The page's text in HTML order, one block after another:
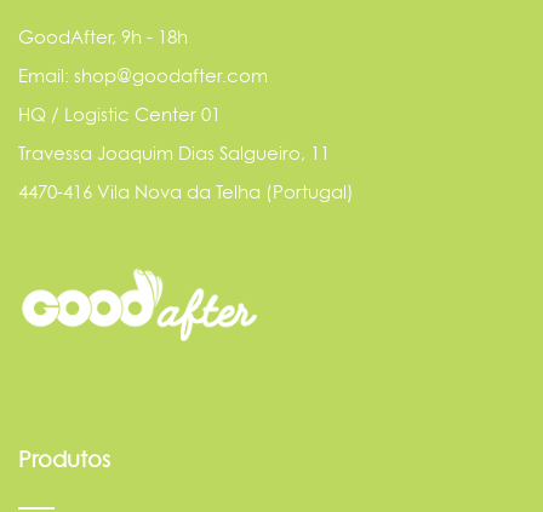
GoodAfter, 9h - 18h
Email: shop@goodafter.com
HQ / Logistic Center 01
Travessa Joaquim Dias Salgueiro, 11
4470-416 Vila Nova da Telha (Portugal)
Produtos